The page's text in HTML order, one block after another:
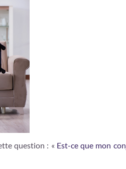
question : « Est-ce que mon